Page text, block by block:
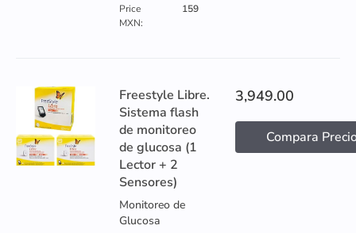
Price
MXN:
159
Freestyle Libre.
Sistema flash
de monitoreo
de glucosa (1
Lector + 2
Sensores)
Monitoreo de
Glucosa
3,949.00
Compara